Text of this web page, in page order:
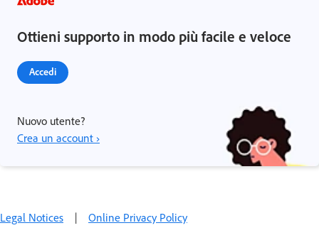
Ottieni supporto in modo più facile e veloce
Accedi
Nuovo utente?
Crea un account ›
Legal Notices | Online Privacy Policy